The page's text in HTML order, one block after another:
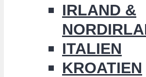
IRLAND &
ITALIEN
KROATIEN